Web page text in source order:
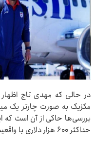
در حالی که مهدی تاج اظهار
حداکثر ۶۰۰ هزار دلاری با واقعیت بازار دارد.